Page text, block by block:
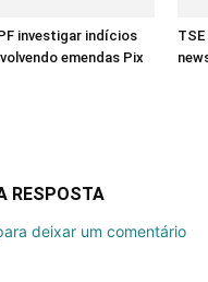
investigar indícios
emendas Pix
RESPOSTA
deixar um comentário